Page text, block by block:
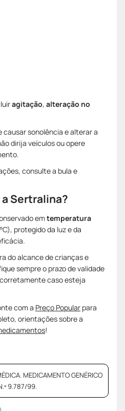
agitação, alteração no
sonolência e alterar a
dirija veículos ou opere
consulte a bula e
Sertralina?
em temperatura
protegido da luz e da
do alcance de crianças e
sempre o prazo de validade
caso esteja
com a Preço Popular para
orientações sobre a
!
MEDICAMENTO GENÉRICO
9.787/99.